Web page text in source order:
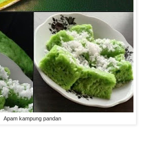
Apam kampung pandan